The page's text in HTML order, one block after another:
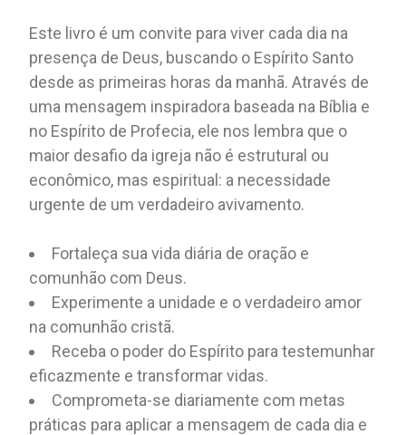
Este livro é um convite para viver cada dia na
presença de Deus, buscando o Espírito Santo
desde as primeiras horas da manhã. Através de
uma mensagem inspiradora baseada na Bíblia e
no Espírito de Profecia, ele nos lembra que o
maior desafio da igreja não é estrutural ou
econômico, mas espiritual: a necessidade
urgente de um verdadeiro avivamento.
Fortaleça sua vida diária de oração e
comunhão com Deus.
Experimente a unidade e o verdadeiro amor
na comunhão cristã.
Receba o poder do Espírito para testemunhar
eficazmente e transformar vidas.
Comprometa-se diariamente com metas
práticas para aplicar a mensagem de cada dia e